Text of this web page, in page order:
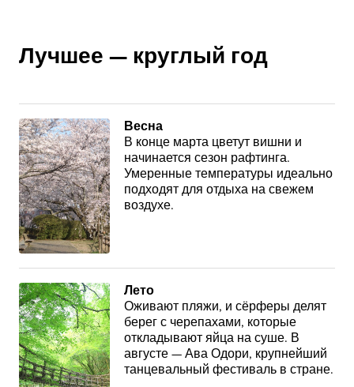
Лучшее — круглый год
Весна
В конце марта цветут вишни и
начинается сезон рафтинга.
Умеренные температуры идеально
подходят для отдыха на свежем
воздухе.
Лето
Оживают пляжи, и сёрферы делят
берег с черепахами, которые
откладывают яйца на суше. В
августе — Ава Одори, крупнейший
танцевальный фестиваль в стране.